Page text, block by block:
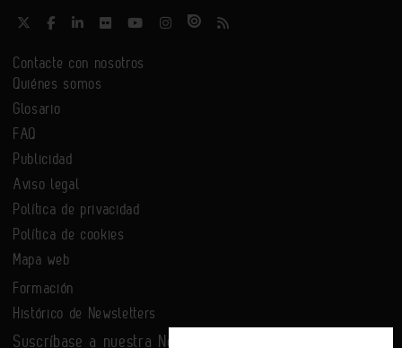
Contacte con nosotros
Quiénes somos
Glosario
FAQ
Publicidad
Aviso legal
Política de privacidad
Política de cookies
Mapa web
Formación
Histórico de Newsletters
Suscríbase a nuestra Newsletter